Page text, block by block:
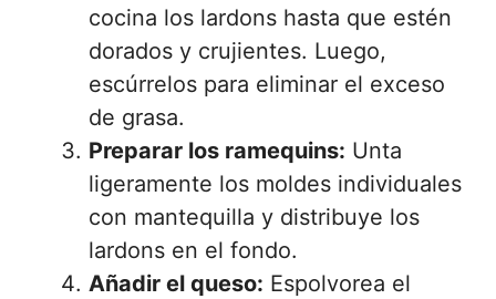
cocina los lardons hasta que estén
dorados y crujientes. Luego,
escúrrelos para eliminar el exceso
de grasa.
Preparar los ramequins: Unta
ligeramente los moldes individuales
con mantequilla y distribuye los
lardons en el fondo.
Añadir el queso: Espolvorea el